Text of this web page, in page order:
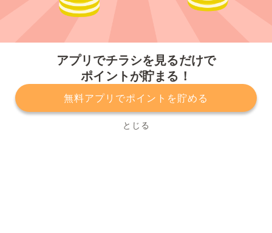
アプリでチラシを見るだけで
ポイントが貯まる！
無料アプリでポイントを貯める
とじる
プライバシーポリシー 利用規約
運営会社
サービスに関してのお問い合わせ